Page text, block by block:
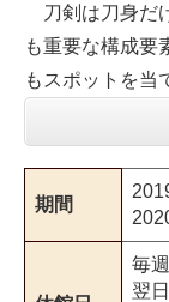
刀剣は刀身だ
も重要な構成要
もスポットを当
期間
毎
翌日